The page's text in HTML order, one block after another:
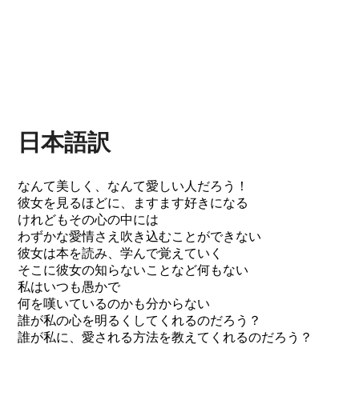
日本語訳
なんて美しく、なんて愛しい人だろう！
彼女を見るほどに、ますます好きになる
けれどもその心の中には
わずかな愛情さえ吹き込むことができない
彼女は本を読み、学んで覚えていく
そこに彼女の知らないことなど何もない
私はいつも愚かで
何を嘆いているのかも分からない
誰が私の心を明るくしてくれるのだろう？
誰が私に、愛される方法を教えてくれるのだろう？